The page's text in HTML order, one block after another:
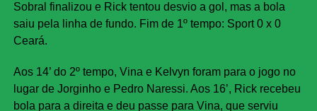
Sobral finalizou e Rick tentou desvio a gol, mas a bola
saiu pela linha de fundo. Fim de 1º tempo: Sport 0 x 0
Ceará.
Aos 14’ do 2º tempo, Vina e Kelvyn foram para o jogo no
lugar de Jorginho e Pedro Naressi. Aos 16’, Rick recebeu
bola para a direita e deu passe para Vina, que serviu